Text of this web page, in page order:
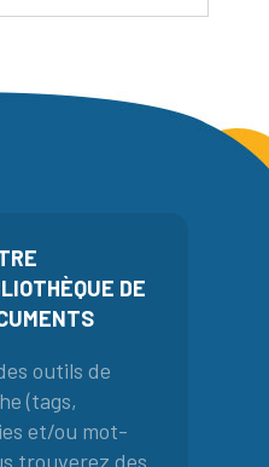
DE
outils de
(tags,
et/ou mot-
trouverez des